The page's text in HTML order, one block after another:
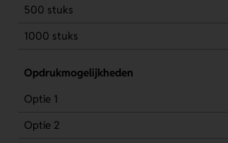
500 stuks
1000 stuks
Opdrukmogelijkheden
Optie 1
Optie 2